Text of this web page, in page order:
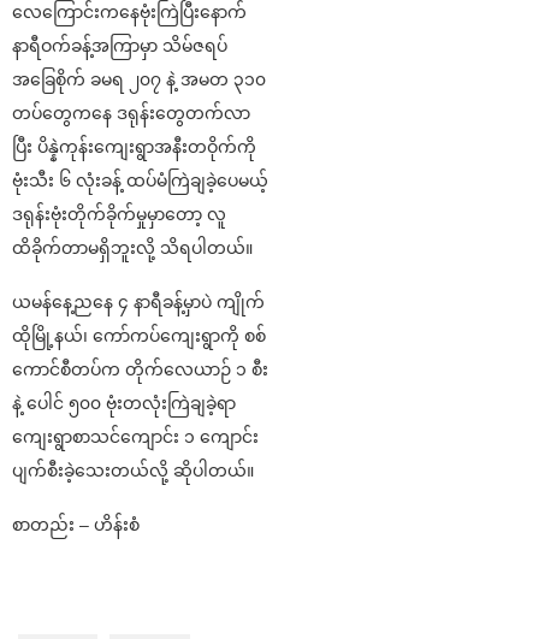
လေကြောင်းကနေဗုံးကြဲပြီးနောက်
နာရီဝက်ခန့်အကြာမှာ သိမ်ဇရပ်
အခြေစိုက် ခမရ ၂၀၇ နဲ့ အမတ ၃၁၀
တပ်တွေကနေ ဒရုန်းတွေတက်လာ
ပြီး ပိန္နဲကုန်းကျေးရွာအနီးတဝိုက်ကို
ဗုံးသီး ၆ လုံးခန့် ထပ်မံကြဲချခဲ့ပေမယ့်
ဒရုန်းဗုံးတိုက်ခိုက်မှုမှာတော့ လူ
ထိခိုက်တာမရှိဘူးလို့ သိရပါတယ်။
ယမန်နေ့ညနေ ၄ နာရီခန့်မှာပဲ ကျိုက်
ထိုမြို့နယ်၊ ကော်ကပ်ကျေးရွာကို စစ်
ကောင်စီတပ်က တိုက်လေယာဉ် ၁ စီး
နဲ့ ပေါင် ၅၀၀ ဗုံးတလုံးကြဲချခဲ့ရာ
ကျေးရွာစာသင်ကျောင်း ၁ ကျောင်း
ပျက်စီးခဲ့သေးတယ်လို့ ဆိုပါတယ်။
စာတည်း – ဟိန်းစံ